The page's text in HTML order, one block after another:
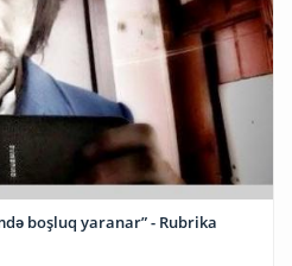
boşluq yaranar” - Rubrika